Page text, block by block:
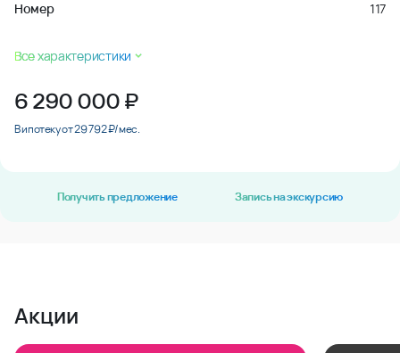
Номер 117
Все характеристики
6 290 000₽
В ипотеку от 29 792 ₽/мес.
Получить предложение Запись на экскурсию
Акции